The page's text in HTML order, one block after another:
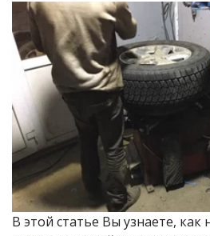
В этой статье Вы узнаете, как